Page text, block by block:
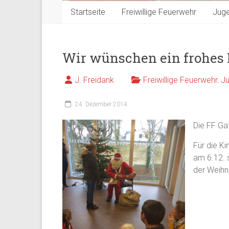
Startseite Freiwillige Feuerwehr
Wir wünschen ein frohes
J. Freidank Freiwillige Feuerwehr,
24. Dezember 2014
Die FF
Für die
am 6.12.
der